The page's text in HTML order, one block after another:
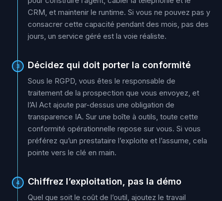
CRM, et maintenir le runtime. Si vous ne pouvez pas y
consacrer cette capacité pendant des mois, pas des
jours, un service géré est la voie réaliste.
3 Décidez qui doit porter la conformité
Sous le RGPD, vous êtes le responsable de
traitement de la prospection que vous envoyez, et
l’AI Act ajoute par-dessus une obligation de
transparence IA. Sur une boîte à outils, toute cette
conformité opérationnelle repose sur vous. Si vous
préférez qu’un prestataire l’exploite et l’assume, cela
pointe vers le clé en main.
4 Chiffrez l’exploitation, pas la démo
Quel que soit le coût de l’outil, ajoutez le travail